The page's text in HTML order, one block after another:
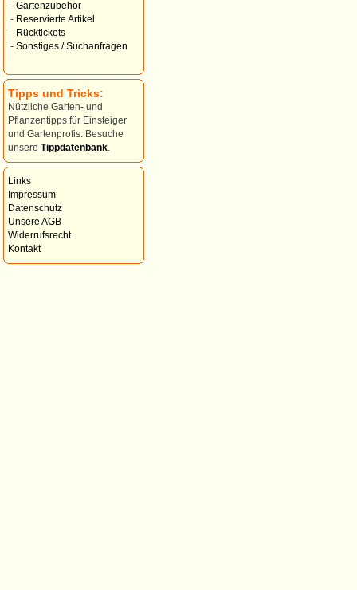
- Gartenzubehör
- Reservierte Artikel
- Rücktickets
- Sonstiges / Suchanfragen
Tipps und Tricks:
Nützliche Garten- und
Pflanzentipps für Einsteiger
und Gartenprofis. Besuche
unsere Tippdatenbank
Links
Impressum
Datenschutz
Unsere AGB
Widerrufsrecht
Kontakt